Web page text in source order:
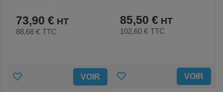
73,90 €
88,68 € TTC
AJOUTER VOIR
85,50 €
102,60 € TTC
AJOUTER VOIR